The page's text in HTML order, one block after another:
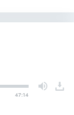
47:14